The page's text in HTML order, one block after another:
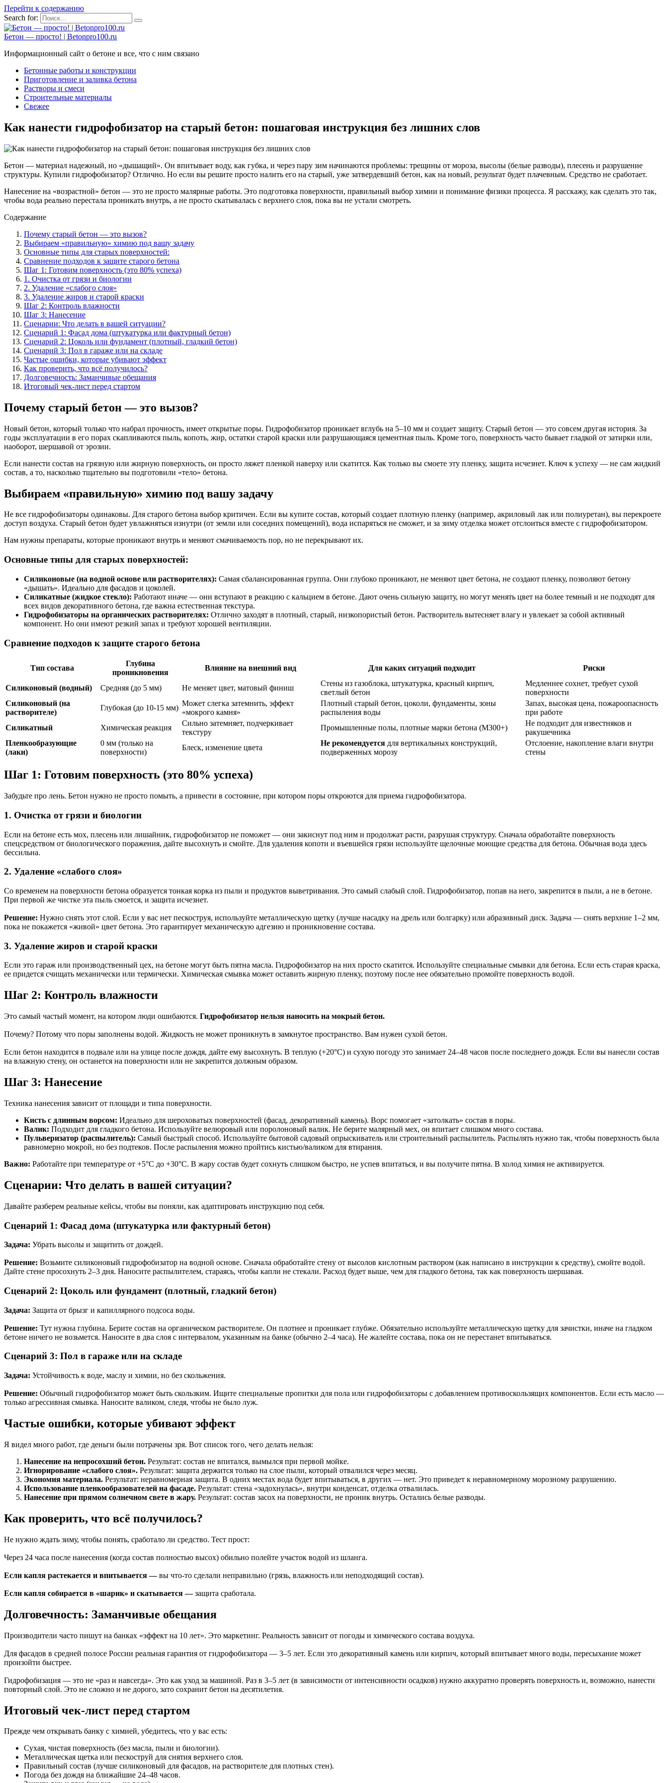
Перейти к содержанию
Search for:
Бетон — просто! | Betonpro100.ru
Информационный сайт о бетоне и все, что с ним связано
Бетонные работы и конструкции
Приготовление и заливка бетона
Растворы и смеси
Строительные материалы
Свежее
Как нанести гидрофобизатор на старый бетон: пошаговая инструкция без лишних слов
Бетон — материал надежный, но «дышащий». Он впитывает воду, как губка, и через пару зим начинаются проблемы: трещины от мороза, высолы (белые разводы), плесень и разрушение
структуры. Купили гидрофобизатор? Отлично. Но если вы решите просто налить его на старый, уже затвердевший бетон, как на новый, результат будет плачевным. Средство не сработает.
Нанесение на «возрастной» бетон — это не просто малярные работы. Это подготовка поверхности, правильный выбор химии и понимание физики процесса. Я расскажу, как сделать это так,
чтобы вода реально перестала проникать внутрь, а не просто скатывалась с верхнего слоя, пока вы не устали смотреть.
Содержание
Почему старый бетон — это вызов?
Выбираем «правильную» химию под вашу задачу
Основные типы для старых поверхностей:
Сравнение подходов к защите старого бетона
Шаг 1: Готовим поверхность (это 80% успеха)
1. Очистка от грязи и биологии
2. Удаление «слабого слоя»
3. Удаление жиров и старой краски
Шаг 2: Контроль влажности
Шаг 3: Нанесение
Сценарии: Что делать в вашей ситуации?
Сценарий 1: Фасад дома (штукатурка или фактурный бетон)
Сценарий 2: Цоколь или фундамент (плотный, гладкий бетон)
Сценарий 3: Пол в гараже или на складе
Частые ошибки, которые убивают эффект
Как проверить, что всё получилось?
Долговечность: Заманчивые обещания
Итоговый чек-лист перед стартом
Почему старый бетон — это вызов?
Новый бетон, который только что набрал прочность, имеет открытые поры. Гидрофобизатор проникает вглубь на 5–10 мм и создает защиту. Старый бетон — это совсем другая история. За
годы эксплуатации в его порах скапливаются пыль, копоть, жир, остатки старой краски или разрушающаяся цементная пыль. Кроме того, поверхность часто бывает гладкой от затирки или,
наоборот, шершавой от эрозии.
Если нанести состав на грязную или жирную поверхность, он просто ляжет пленкой наверху или скатится. Как только вы смоете эту пленку, защита исчезнет. Ключ к успеху — не сам жидкий
состав, а то, насколько тщательно вы подготовили «тело» бетона.
Выбираем «правильную» химию под вашу задачу
Не все гидрофобизаторы одинаковы. Для старого бетона выбор критичен. Если вы купите состав, который создает плотную пленку (например, акриловый лак или полиуретан), вы перекроете
доступ воздуха. Старый бетон будет увлажняться изнутри (от земли или соседних помещений), вода испаряться не сможет, и за зиму отделка может отслоиться вместе с гидрофобизатором.
Нам нужны препараты, которые проникают внутрь и меняют смачиваемость пор, но не перекрывают их.
Основные типы для старых поверхностей:
Силиконовые (на водной основе или растворителях): Самая сбалансированная группа. Они глубоко проникают, не меняют цвет бетона, не создают пленку, позволяют бетону
«дышать». Идеально для фасадов и цоколей.
Силикатные (жидкое стекло): Работают иначе — они вступают в реакцию с кальцием в бетоне. Дают очень сильную защиту, но могут менять цвет на более темный и не подходят для
всех видов декоративного бетона, где важна естественная текстура.
Гидрофобизаторы на органических растворителях: Отлично заходят в плотный, старый, низкопористый бетон. Растворитель вытесняет влагу и увлекает за собой активный
компонент. Но они имеют резкий запах и требуют хорошей вентиляции.
Сравнение подходов к защите старого бетона
Тип состава
Глубина
проникновения
Влияние на внешний вид Для каких ситуаций подходит Риски
Силиконовый (водный) Средняя (до 5 мм) Не меняет цвет, матовый финиш
Стены из газоблока, штукатурка, красный кирпич,
светлый бетон
Медленнее сохнет, требует сухой
поверхности
Силиконовый (на
растворителе)
Глубокая (до 10-15 мм)
Может слегка затемнить, эффект
«мокрого камня»
Плотный старый бетон, цоколи, фундаменты, зоны
распыления воды
Запах, высокая цена, пожароопасность
при работе
Силикатный
Химическая реакция
Сильно затемняет, подчеркивает
текстуру
Промышленные полы, плотные марки бетона (М300+)
Не подходит для известняков и
ракушечника
Пленкообразующие
(лаки)
0 мм (только на
поверхности)
Блеск, изменение цвета
Не рекомендуется для вертикальных конструкций,
подверженных морозу
Отслоение, накопление влаги внутри
стены
Шаг 1: Готовим поверхность (это 80% успеха)
Забудьте про лень. Бетон нужно не просто помыть, а привести в состояние, при котором поры откроются для приема гидрофобизатора.
1. Очистка от грязи и биологии
Если на бетоне есть мох, плесень или лишайник, гидрофобизатор не поможет — они закиснут под ним и продолжат расти, разрушая структуру. Сначала обработайте поверхность
спецсредством от биологического поражения, дайте высохнуть и смойте. Для удаления копоти и въевшейся грязи используйте щелочные моющие средства для бетона. Обычная вода здесь
бессильна.
2. Удаление «слабого слоя»
Со временем на поверхности бетона образуется тонкая корка из пыли и продуктов выветривания. Это самый слабый слой. Гидрофобизатор, попав на него, закрепится в пыли, а не в бетоне.
При первой же чистке эта пыль смоется, и защита исчезнет.
Решение: Нужно снять этот слой. Если у вас нет пескоструя, используйте металлическую щетку (лучше насадку на дрель или болгарку) или абразивный диск. Задача — снять верхние 1–2 мм,
пока не покажется «живой» цвет бетона. Это гарантирует механическую адгезию и проникновение состава.
3. Удаление жиров и старой краски
Если это гараж или производственный цех, на бетоне могут быть пятна масла. Гидрофобизатор на них просто скатится. Используйте специальные смывки для бетона. Если есть старая краска,
ее придется счищать механически или термически. Химическая смывка может оставить жирную пленку, поэтому после нее обязательно промойте поверхность водой.
Шаг 2: Контроль влажности
Это самый частый момент, на котором люди ошибаются. Гидрофобизатор нельзя наносить на мокрый бетон.
Почему? Потому что поры заполнены водой. Жидкость не может проникнуть в замкнутое пространство. Вам нужен сухой бетон.
Если бетон находится в подвале или на улице после дождя, дайте ему высохнуть. В теплую (+20°C) и сухую погоду это занимает 24–48 часов после последнего дождя. Если вы нанесли состав
на влажную стену, он останется на поверхности или не закрепится должным образом.
Шаг 3: Нанесение
Техника нанесения зависит от площади и типа поверхности.
Кисть с длинным ворсом: Идеально для шероховатых поверхностей (фасад, декоративный камень). Ворс помогает «затолкать» состав в поры.
Валик: Подходит для гладкого бетона. Используйте велюровый или поролоновый валик. Не берите малярный мех, он впитает слишком много состава.
Пульверизатор (распылитель): Самый быстрый способ. Используйте бытовой садовый опрыскиватель или строительный распылитель. Распылять нужно так, чтобы поверхность была
равномерно мокрой, но без подтеков. После распыления можно пройтись кистью/валиком для втирания.
Важно: Работайте при температуре от +5°C до +30°C. В жару состав будет сохнуть слишком быстро, не успев впитаться, и вы получите пятна. В холод химия не активируется.
Сценарии: Что делать в вашей ситуации?
Давайте разберем реальные кейсы, чтобы вы поняли, как адаптировать инструкцию под себя.
Сценарий 1: Фасад дома (штукатурка или фактурный бетон)
Задача: Убрать высолы и защитить от дождей.
Решение: Возьмите силиконовый гидрофобизатор на водной основе. Сначала обработайте стену от высолов кислотным раствором (как написано в инструкции к средству), смойте водой.
Дайте стене просохнуть 2–3 дня. Наносите распылителем, стараясь, чтобы капли не стекали. Расход будет выше, чем для гладкого бетона, так как поверхность шершавая.
Сценарий 2: Цоколь или фундамент (плотный, гладкий бетон)
Задача: Защита от брызг и капиллярного подсоса воды.
Решение: Тут нужна глубина. Берите состав на органическом растворителе. Он плотнее и проникает глубже. Обязательно используйте металлическую щетку для зачистки, иначе на гладком
бетоне ничего не возьмется. Наносите в два слоя с интервалом, указанным на банке (обычно 2–4 часа). Не жалейте состава, пока он не перестанет впитываться.
Сценарий 3: Пол в гараже или на складе
Задача: Устойчивость к воде, маслу и химии, но без скольжения.
Решение: Обычный гидрофобизатор может быть скользким. Ищите специальные пропитки для пола или гидрофобизаторы с добавлением противоскользящих компонентов. Если есть масло —
только агрессивная смывка. Наносите валиком, следя, чтобы не было луж.
Частые ошибки, которые убивают эффект
Я видел много работ, где деньги были потрачены зря. Вот список того, чего делать нельзя:
Нанесение на непросохший бетон. Результат: состав не впитался, вымылся при первой мойке.
Игнорирование «слабого слоя». Результат: защита держится только на слое пыли, который отвалился через месяц.
Экономия материала. Результат: неравномерная защита. В одних местах вода будет впитываться, в других — нет. Это приведет к неравномерному морозному разрушению.
Использование пленкообразователей на фасаде. Результат: стена «задохнулась», внутри конденсат, отделка отвалилась.
Нанесение при прямом солнечном свете в жару. Результат: состав засох на поверхности, не проник внутрь. Остались белые разводы.
Как проверить, что всё получилось?
Не нужно ждать зиму, чтобы понять, сработало ли средство. Тест прост:
Через 24 часа после нанесения (когда состав полностью высох) обильно полейте участок водой из шланга.
Если капля растекается и впитывается —вы что-то сделали неправильно (грязь, влажность или неподходящий состав).
Если капля собирается в «шарик» и скатывается —защита сработала.
Долговечность: Заманчивые обещания
Производители часто пишут на банках «эффект на 10 лет». Это маркетинг. Реальность зависит от погоды и химического состава воздуха.
Для фасадов в средней полосе России реальная гарантия от гидрофобизатора — 3–5 лет. Если это декоративный камень или кирпич, который впитывает много воды, пересыхание может
произойти быстрее.
Гидрофобизация — это не «раз и навсегда». Это как уход за машиной. Раз в 3–5 лет (в зависимости от интенсивности осадков) нужно аккуратно проверять поверхность и, возможно, нанести
повторный слой. Это не сложно и не дорого, зато сохранит бетон на десятилетия.
Итоговый чек-лист перед стартом
Прежде чем открывать банку с химией, убедитесь, что у вас есть:
Сухая, чистая поверхность (без масла, пыли и биологии).
Металлическая щетка или пескоструй для снятия верхнего слоя.
Правильный состав (лучше силиконовый для фасадов, на растворителе для плотных стен).
Погода без дождя на ближайшие 24–48 часов.